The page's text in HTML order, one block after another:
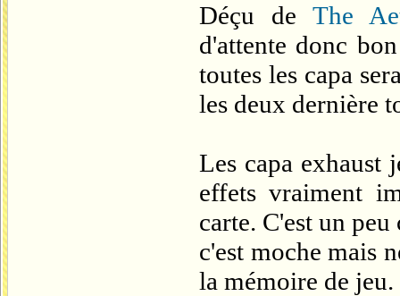
Déçu deThe
d'attente donc
toutes les capa
les deux dernière
Les capa exhaust
effets vraiment
carte. C'est un
c'est moche mais
la mémoire de jeu.